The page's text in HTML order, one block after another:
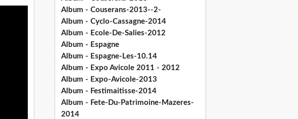
Album - Couserans-2013--2-
Album - Cyclo-Cassagne-2014
Album - Ecole-De-Salies-2012
Album - Espagne
Album - Espagne-Les-10.14
Album - Expo Avicole 2011 - 2012
Album - Expo-Avicole-2013
Album - Festimaitisse-2014
Album - Fete-Du-Patrimoine-Mazeres-
2014